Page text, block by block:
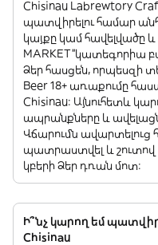
Chisinau Labrewtory
պատվիրելու համար
կայքը կամ հավելվածը և
MARKET”կատեգորիա
Ձեր հասցեն, որպեսզի
Beer 18+ առաքումը
Chisinau: Այնուհետև
ապրանքները և
Վճարումն ավարտելուց
պատրաստվել և
կբերի Ձեր դռան մոտ:
Ի՞նչ կարող եմ
Chisinau